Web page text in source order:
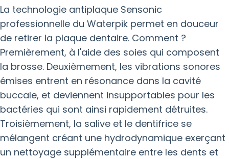
La technologie antiplaque Sensonic
professionnelle du Waterpik permet en douceur
de retirer la plaque dentaire. Comment ?
Premièrement, à l'aide des soies qui composent
la brosse. Deuxièmement, les vibrations sonores
émises entrent en résonance dans la cavité
buccale, et deviennent insupportables pour les
bactéries qui sont ainsi rapidement détruites.
Troisièmement, la salive et le dentifrice se
mélangent créant une hydrodynamique exerçant
un nettoyage supplémentaire entre les dents et